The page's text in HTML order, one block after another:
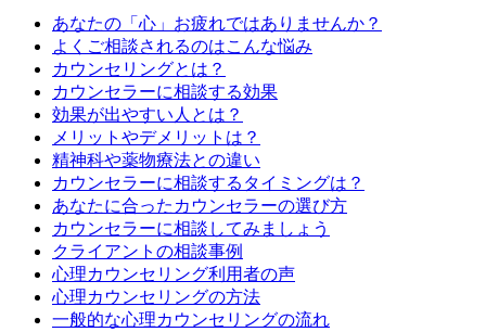
あなたの「心」お疲れではありませんか？
よくご相談されるのはこんな悩み
カウンセリングとは？
カウンセラーに相談する効果
効果が出やすい人とは？
メリットやデメリットは？
精神科や薬物療法との違い
カウンセラーに相談するタイミングは？
あなたに合ったカウンセラーの選び方
カウンセラーに相談してみましょう
クライアントの相談事例
心理カウンセリング利用者の声
心理カウンセリングの方法
一般的な心理カウンセリングの流れ